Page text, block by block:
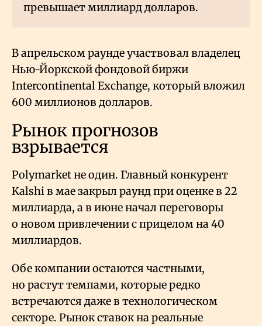
превышает миллиард долларов.
В апрельском раунде участвовал владелец
Нью-Йоркской фондовой биржи
Intercontinental Exchange, который вложил
600 миллионов долларов.
Рынок прогнозов
взрывается
Polymarket не один. Главный конкурент
Kalshi в мае закрыл раунд при оценке в 22
миллиарда, а в июне начал переговоры
о новом привлечении с прицелом на 40
миллиардов.
Обе компании остаются частными,
но растут темпами, которые редко
встречаются даже в технологическом
секторе. Рынок ставок на реальные